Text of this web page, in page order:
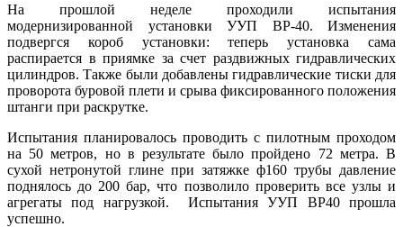
На прошлой неделе проходили испытания
модернизированной установки УУП ВР-40. Изменения
подвергся короб установки: теперь установка сама
распирается в приямке за счет раздвижных гидравлических
цилиндров. Также были добавлены гидравлические тиски для
проворота буровой плети и срыва фиксированного положения
штанги при раскрутке.
Испытания планировалось проводить с пилотным проходом
на 50 метров, но в результате было пройдено 72 метра. В
сухой нетронутой глине при затяжке ф160 трубы давление
поднялось до 200 бар, что позволило проверить все узлы и
агрегаты под нагрузкой. Испытания УУП ВР40 прошла
успешно.